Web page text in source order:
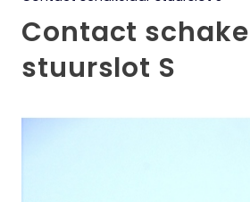
Contact
stuurslot S